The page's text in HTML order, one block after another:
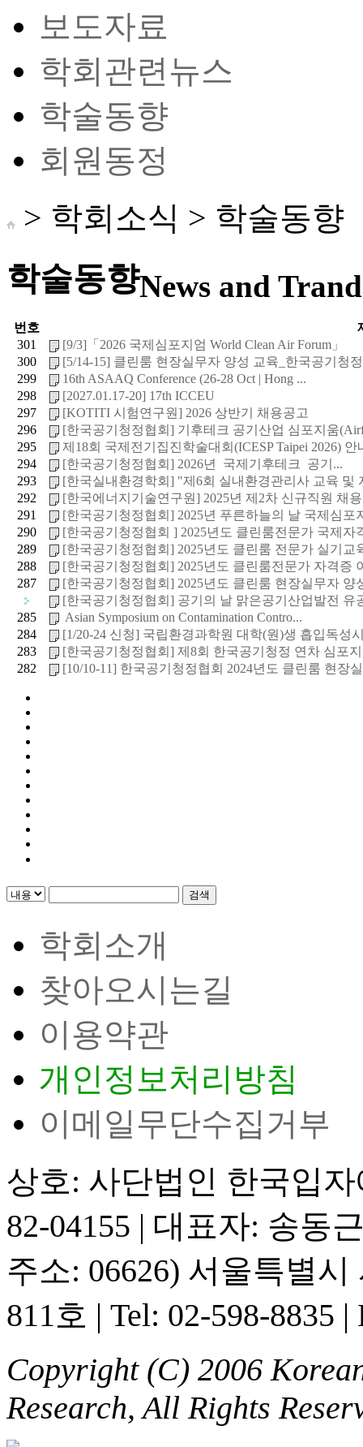
보도자료
학회관련뉴스
학술동향
회원동정
> 학회소식 > 학술동향
학술동향News and
번호
301
[9/3]「2026 국제심포지엄 World Clean Air Forum」
300
[5/14-15] 클린룸 현장실무자 양성 교육_한국공기청
299
16th ASAAQ Conference (26-28 Oct | Hong ...
298
[2027.01.17-20] 17th ICCEU
297
[KOTITI 시험연구원] 2026 상반기 채용공고
296
[한국공기청정협회] 기후테크 공기산업 심포지움
295
제18회 국제전기집진학술대회(ICESP Taipei 2026) 안
294
[한국공기청정협회] 2026년 국제기후테크 공기...
293
[한국실내환경학회] "제6회 실내환경관리사 교육 및
292
[한국에너지기술연구원] 2025년 제2차 신규직원 채
291
[한국공기청정협회] 2025년 푸른하늘의 날 국제심포
290
[한국공기청정협회 ] 2025년도 클린룸전문가 국제자
289
[한국공기청정협회] 2025년도 클린룸 전문가 실기교
288
[한국공기청정협회] 2025년도 클린룸전문가 자격증
287
[한국공기청정협회] 2025년도 클린룸 현장실무자 양
[한국공기청정협회] 공기의 날 맑은공기산업발전 유
285
Asian Symposium on Contamination Contro...
284
[1/20-24 신청] 국립환경과학원 대학(원)생 흡입독성
283
[한국공기청정협회] 제8회 한국공기청정 연차 심포
282
[10/10-11] 한국공기청정협회 2024년도 클린룸 현장
검색
학회소개
찾아오시는길
이용약관
개인정보처리방침
이메일무단수집거부
상호: 사단법인 한국입
82-04155 | 대표자: 송동
주소: 06626) 서울특별
811호 | Tel: 02-598-8835 |
Copyright (C) 2006
Research, All Rights